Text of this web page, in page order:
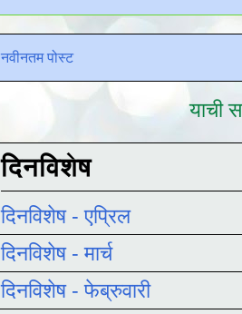
नवीनतम पोस्ट
याची
दिनविशेष
दिनविशेष - एप्रिल
दिनविशेष - मार्च
दिनविशेष - फेब्रुवारी